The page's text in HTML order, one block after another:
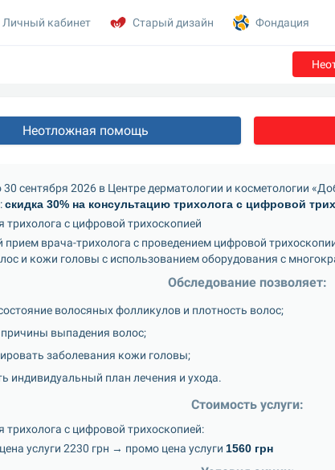
Неотложная помощь
сентября 2026 в Центре дерматологии и косметологии
скидка 30% на консультацию трихолога с цифровой
трихолога с цифровой трихоскопией
врача-трихолога с проведением цифровой
и кожи головы с использованием оборудования с
Обследование позволяет:
волосяных фолликулов и плотность волос;
выпадения волос;
заболевания кожи головы;
индивидуальный план лечения и ухода.
Стоимость услуги:
трихолога с цифровой трихоскопией:
услуги 2230 грн → промо цена услуги 1560 грн
Личный кабинет Старый дизайн Фондация